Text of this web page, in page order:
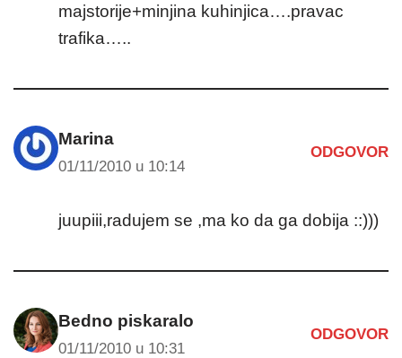
majstorije+minjina kuhinjica….pravac
trafika…..
Marina
01/11/2010 u 10:14
ODGOVOR
juupiii,radujem se ,ma ko da ga dobija ::)))
Bedno piskaralo
01/11/2010 u 10:31
ODGOVOR